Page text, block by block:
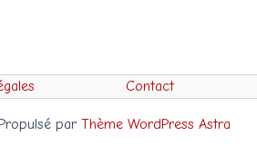
Contact
par Thème WordPress Astra